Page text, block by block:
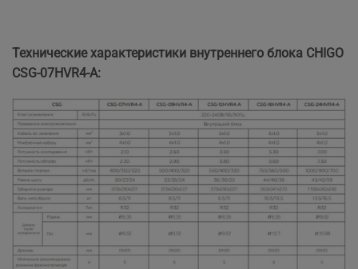
Технические характеристики внутреннего блока CHIGO
CSG-07HVR4-A: